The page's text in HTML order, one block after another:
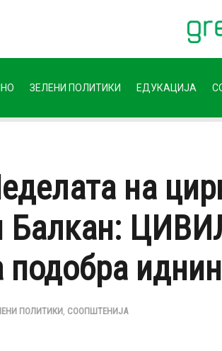
ЗЕЛЕНИ ПОЛИТИКИ ЕДУКАЦИЈА
на
Балкан:
подобра
ПОЛИТИКИ, СООПШТЕНИЈА